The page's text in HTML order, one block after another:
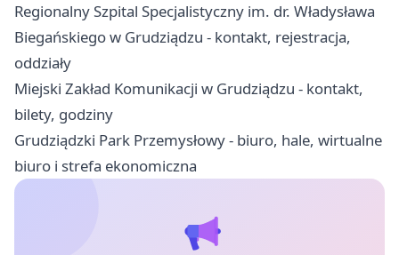
Regionalny Szpital Specjalistyczny im. dr. Władysława
Biegańskiego w Grudziądzu - kontakt, rejestracja,
oddziały
Miejski Zakład Komunikacji w Grudziądzu - kontakt,
bilety, godziny
Grudziądzki Park Przemysłowy - biuro, hale, wirtualne
biuro i strefa ekonomiczna